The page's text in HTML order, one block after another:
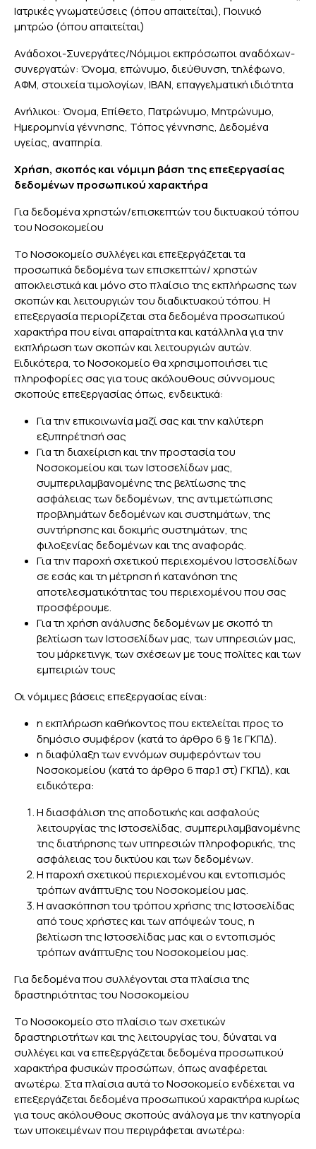
Ιατρικές γνωματεύσεις (όπου απαιτείται), Ποινικό
μητρώο (όπου απαιτείται)
Ανάδοχοι-Συνεργάτες/Νόμιμοι εκπρόσωποι αναδόχων-
συνεργατών: Όνομα, επώνυμο, διεύθυνση, τηλέφωνο,
ΑΦM, στοιχεία τιμολογίων, IBAN, επαγγελματική ιδιότητα
Ανήλικοι: Όνομα, Επίθετο, Πατρώνυμο, Μητρώνυμο,
Ημερομηνία γέννησης, Τόπος γέννησης, Δεδομένα
υγείας, αναπηρία.
Χρήση, σκοπός και νόμιμη βάση της επεξεργασίας
δεδομένων προσωπικού χαρακτήρα
Για δεδομένα χρηστών/επισκεπτών του δικτυακού τόπου
του Νοσοκομείου
Το Νοσοκομείο συλλέγει και επεξεργάζεται τα
προσωπικά δεδομένα των επισκεπτών/ χρηστών
αποκλειστικά και μόνο στο πλαίσιο της εκπλήρωσης των
σκοπών και λειτουργιών του διαδικτυακού τόπου. Η
επεξεργασία περιορίζεται στα δεδομένα προσωπικού
χαρακτήρα που είναι απαραίτητα και κατάλληλα για την
εκπλήρωση των σκοπών και λειτουργιών αυτών.
Ειδικότερα, το Νοσοκομείο θα χρησιμοποιήσει τις
πληροφορίες σας για τους ακόλουθους σύννομους
σκοπούς επεξεργασίας όπως, ενδεικτικά:
Για την επικοινωνία μαζί σας και την καλύτερη
εξυπηρέτησή σας
Για τη διαχείριση και την προστασία του
Νοσοκομείου και των Ιστοσελίδων μας,
συμπεριλαμβανομένης της βελτίωσης της
ασφάλειας των δεδομένων, της αντιμετώπισης
προβλημάτων δεδομένων και συστημάτων, της
συντήρησης και δοκιμής συστημάτων, της
φιλοξενίας δεδομένων και της αναφοράς.
Για την παροχή σχετικού περιεχομένου Ιστοσελίδων
σε εσάς και τη μέτρηση ή κατανόηση της
αποτελεσματικότητας του περιεχομένου που σας
προσφέρουμε.
Για τη χρήση ανάλυσης δεδομένων με σκοπό τη
βελτίωση των Ιστοσελίδων μας, των υπηρεσιών μας,
του μάρκετινγκ, των σχέσεων με τους πολίτες και των
εμπειριών τους
Οι νόμιμες βάσεις επεξεργασίας είναι:
η εκπλήρωση καθήκοντος που εκτελείται προς το
δημόσιο συμφέρον (κατά το άρθρο 6 § 1ε ΓΚΠΔ).
η διαφύλαξη των εννόμων συμφερόντων του
Νοσοκομείου (κατά το άρθρο 6 παρ.1 στ) ΓΚΠΔ), και
ειδικότερα:
Η διασφάλιση της αποδοτικής και ασφαλούς
λειτουργίας της Ιστοσελίδας, συμπεριλαμβανομένης
της διατήρησης των υπηρεσιών πληροφορικής, της
ασφάλειας του δικτύου και των δεδομένων.
H παροχή σχετικού περιεχομένου και εντοπισμός
τρόπων ανάπτυξης του Νοσοκομείου μας.
Η ανασκόπηση του τρόπου χρήσης της Ιστοσελίδας
από τους χρήστες και των απόψεών τους, η
βελτίωση της Ιστοσελίδας μας και ο εντοπισμός
τρόπων ανάπτυξης του Νοσοκομείου μας.
Για δεδομένα που συλλέγονται στα πλαίσια της
δραστηριότητας του Νοσοκομείου
Το Νοσοκομείο στο πλαίσιο των σχετικών
δραστηριοτήτων και της λειτουργίας του, δύναται να
συλλέγει και να επεξεργάζεται δεδομένα προσωπικού
χαρακτήρα φυσικών προσώπων, όπως αναφέρεται
ανωτέρω. Στα πλαίσια αυτά το Νοσοκομείο ενδέχεται να
επεξεργάζεται δεδομένα προσωπικού χαρακτήρα κυρίως
για τους ακόλουθους σκοπούς ανάλογα με την κατηγορία
των υποκειμένων που περιγράφεται ανωτέρω: